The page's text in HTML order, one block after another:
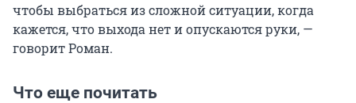
чтобы выбраться из сложной ситуации, когда
кажется, что выхода нет и опускаются руки, —
говорит Роман.
Что еще почитать